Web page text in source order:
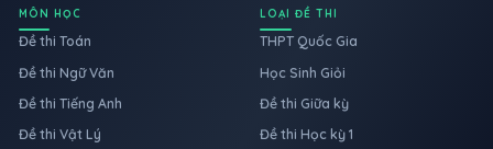
MÔN HỌC
Đề thi Toán
Đề thi Ngữ Văn
Đề thi Tiếng Anh
Đề thi Vật Lý
LOẠI ĐỀ THI
THPT Quốc Gia
Học Sinh Giỏi
Đề thi Giữa kỳ
Đề thi Học kỳ 1